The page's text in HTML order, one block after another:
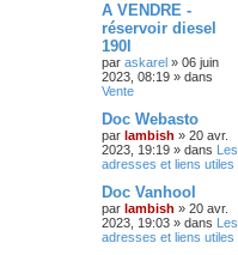
A VENDRE -
réservoir diesel
190l
par askarel » 06 juin
2023, 08:19 » dans
Vente
Doc Webasto
par lambish » 20 avr.
2023, 19:19 » dans Les
adresses et liens utiles
Doc Vanhool
par lambish » 20 avr.
2023, 19:03 » dans Les
adresses et liens utiles